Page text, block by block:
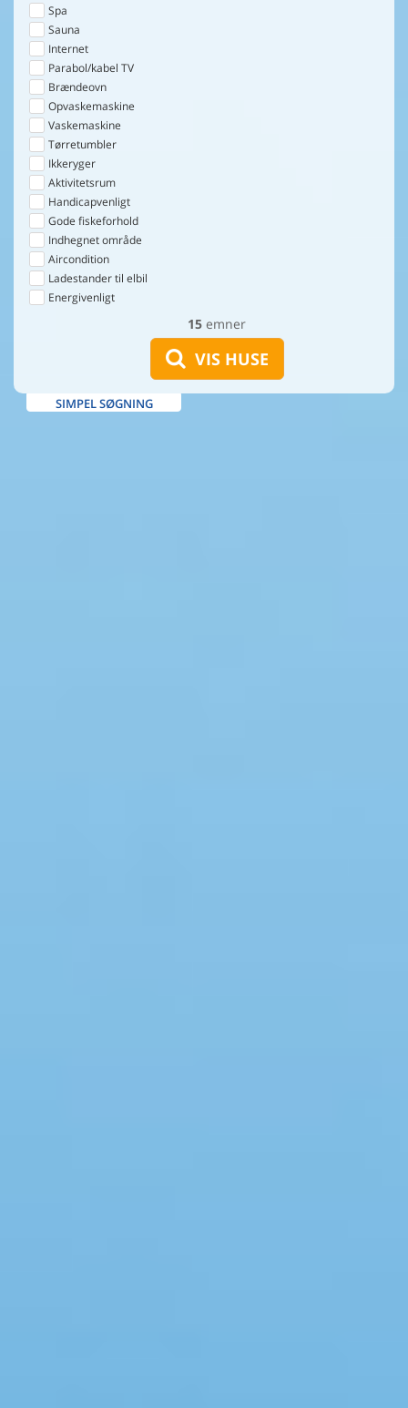
15 emner
VIS HUSE
Spa
Sauna
Internet
Parabol/kabel TV
Brændeovn
Opvaskemaskine
Vaskemaskine
Tørretumbler
Ikkeryger
Aktivitetsrum
Handicapvenligt
Gode fiskeforhold
Indhegnet område
Aircondition
Ladestander til elbil
Energivenligt
SIMPEL SØGNING